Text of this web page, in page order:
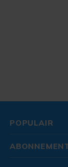
POPULAIR